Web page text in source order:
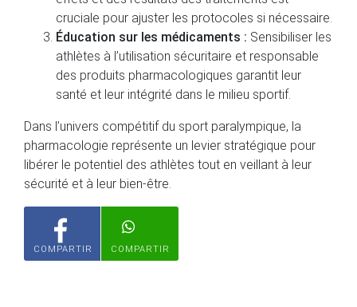
cruciale pour ajuster les protocoles si nécessaire.
Éducation sur les médicaments : Sensibiliser les
athlètes à l’utilisation sécuritaire et responsable
des produits pharmacologiques garantit leur
santé et leur intégrité dans le milieu sportif.
Dans l’univers compétitif du sport paralympique, la
pharmacologie représente un levier stratégique pour
libérer le potentiel des athlètes tout en veillant à leur
sécurité et à leur bien-être.
COMPARTIR COMPARTIR